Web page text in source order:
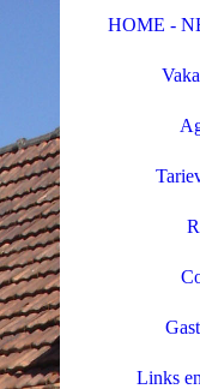
HOME -
Links